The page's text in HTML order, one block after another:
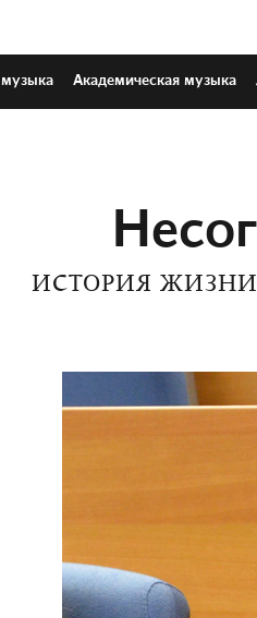
музыка Академическая музыка
ИСТОРИЯ